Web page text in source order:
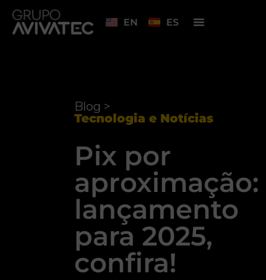
EN ES
Blog >
Tecnologia e Notícias
Pix por
aproximação:
lançamento
para 2025,
confira!